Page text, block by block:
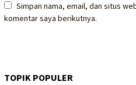
Simpan nama, email, dan situs
komentar saya berikutnya.
TOPIK POPULER